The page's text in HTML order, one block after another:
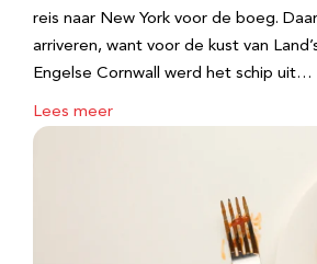
reis naar New York voor de boeg.
arriveren, want voor de kust van
Engelse Cornwall werd het schip uit…
Lees meer